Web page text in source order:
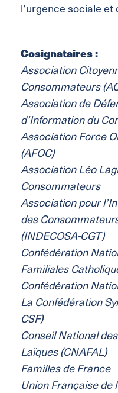
l’urgence sociale
Cosignataires :
Association
Consommateurs
Association de
d’Information du
Association Force
(AFOC)
Association Léo
Consommateurs
Association pour
des
(INDECOSA-CGT)
Confédération
Familiales
Confédération
La Confédération
CSF)
Conseil National
Laïques (CNAFAL)
Familles de France
Union Française de